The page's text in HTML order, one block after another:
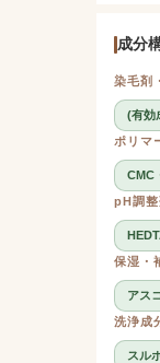
成分
染毛剤
(有効
ポリマ
CMC
pH調
保湿・
アス
洗浄成
スル